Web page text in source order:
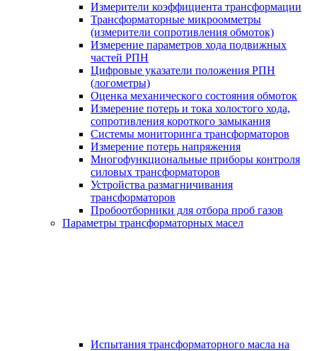
Измерители коэффициента трансформации
Трансформаторные микроомметры
(измерители сопротивления обмоток)
Измерение параметров хода подвижных
частей РПН
Цифровые указатели положения РПН
(логометры)
Оценка механического состояния обмоток
Измерение потерь и тока холостого хода,
сопротивления короткого замыкания
Системы мониторинга трансформаторов
Измерение потерь напряжения
Многофункциональные приборы контроля
силовых трансформаторов
Устройства размагничивания
трансформаторов
Пробоотборники для отбора проб газов
Параметры трансформаторных масел
Испытания трансформаторного масла на